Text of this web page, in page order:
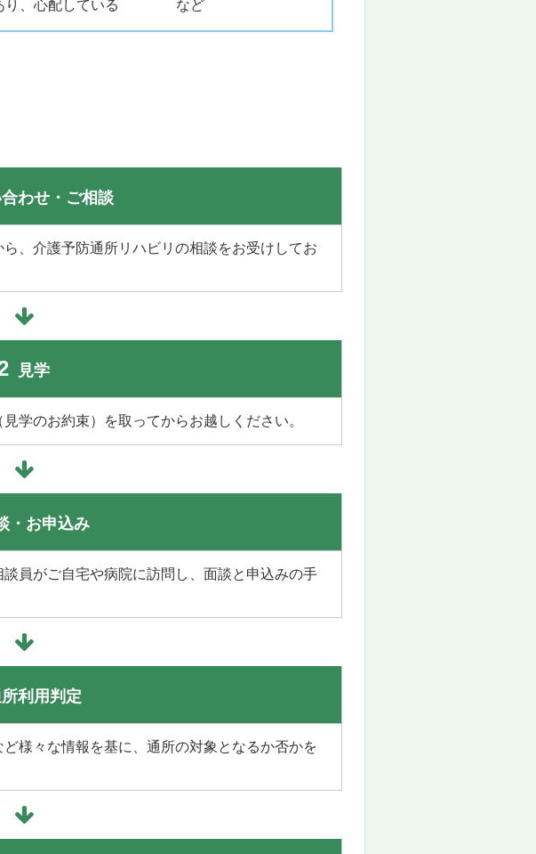
があり、心配している など
わせ・ご相談
、介護予防通所リハビリの相談をお受けしてお
見学
学のお約束）を取ってからお越しください。
・お申込み
員がご自宅や病院に訪問し、面談と申込みの手
利用判定
様々な情報を基に、通所の対象となるか否かを